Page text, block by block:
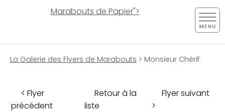
Marabouts de Papier">
La Galerie des Flyers de Marabouts > Monsieur Chérif
< Flyer
précédent
Retour à la
liste
Flyer suivant
>